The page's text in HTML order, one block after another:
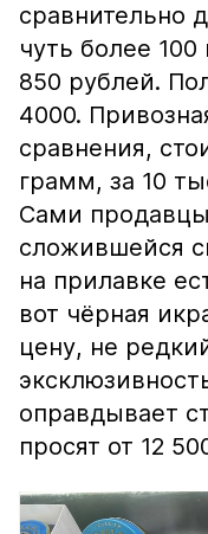
сравнительно
чуть более
850 рублей.
4000.
сравнения,
грамм, за 10
Сами
сложившейся
на прилавке
вот чёрная
цену, не
оправдывает
просят от 12